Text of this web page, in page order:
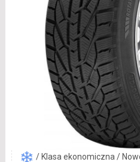
/ Klasa ekonomiczna /